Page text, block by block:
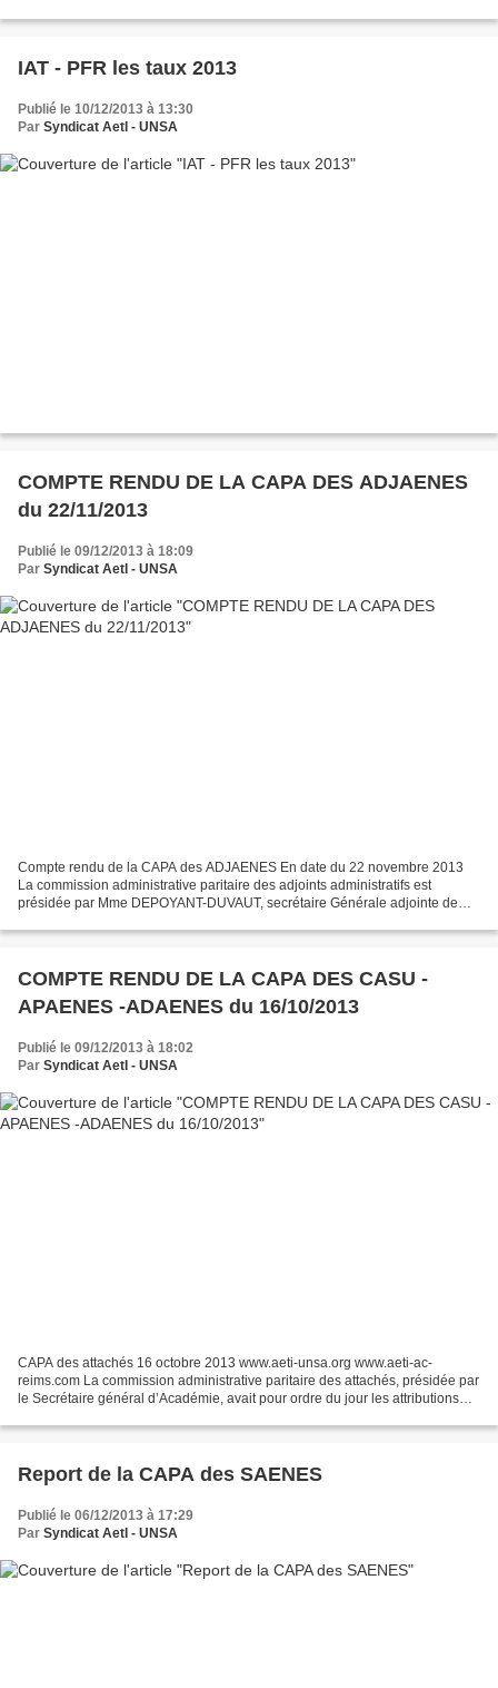
IAT - PFR les taux 2013
Publié le 10/12/2013 à 13:30
Par Syndicat AetI - UNSA
COMPTE RENDU DE LA CAPA DES ADJAENES
du 22/11/2013
Publié le 09/12/2013 à 18:09
Par Syndicat AetI - UNSA
Compte rendu de la CAPA des ADJAENES En date du 22 novembre 2013
La commission administrative paritaire des adjoints administratifs est
présidée par Mme DEPOYANT-DUVAUT, secrétaire Générale adjointe de
COMPTE RENDU DE LA CAPA DES CASU -
APAENES -ADAENES du 16/10/2013
Publié le 09/12/2013 à 18:02
Par Syndicat AetI - UNSA
CAPA des attachés 16 octobre 2013 www.aeti-unsa.org www.aeti-ac-
reims.com La commission administrative paritaire des attachés, présidée par
le Secrétaire général d’Académie, avait pour ordre du jour les attributions
Report de la CAPA des SAENES
Publié le 06/12/2013 à 17:29
Par Syndicat AetI - UNSA